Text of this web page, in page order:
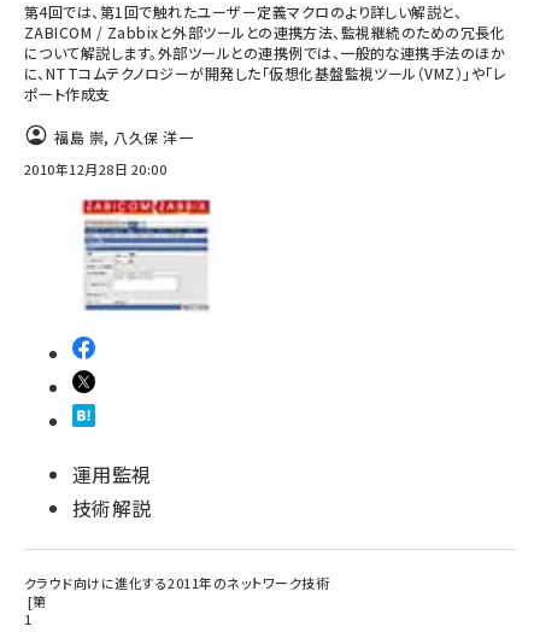
第4回では、第1回で触れたユーザー定義マクロのより詳しい解説と、
ZABICOM / Zabbixと外部ツールとの連携方法、監視継続のための冗長化
について解説します。外部ツールとの連携例では、一般的な連携手法のほか
に、NTTコムテクノロジーが開発した「仮想化基盤監視ツール（VMZ）」や「レ
ポート作成支
福島 崇, 八久保 洋一
2010年12月28日 20:00
運用監視
技術解説
クラウド向けに進化する2011年のネットワーク技術
第
1